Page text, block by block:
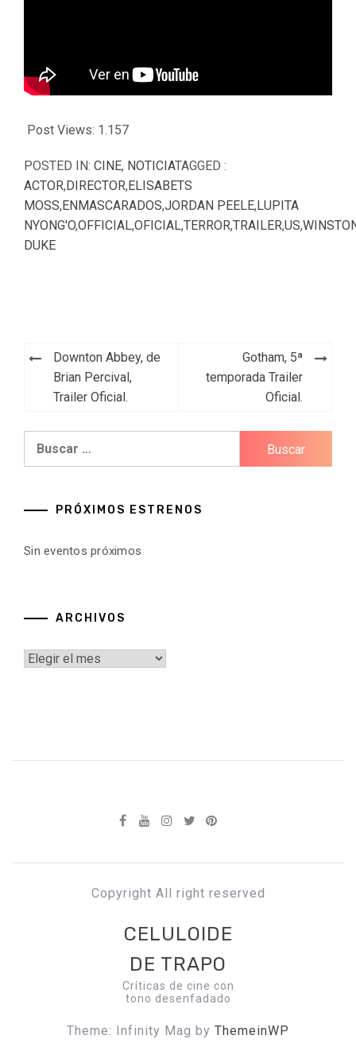
Post Views: 1.157
POSTED IN: CINE, NOTICIATAGGED :
ACTOR,DIRECTOR,ELISABETS
MOSS,ENMASCARADOS,JORDAN PEELE,LUPITA
NYONG'O,OFFICIAL,OFICIAL,TERROR,TRAILER,US,
DUKE
Navegación
entradas
Downton Abbey, de
Brian Percival,
Trailer Oficial.
Gotham, 5ª
temporada Trailer
Oficial.
PRÓXIMOS ESTRENOS
Sin eventos próximos
ARCHIVOS
Archivos
Copyright All right reserved
CELULOIDE
DE TRAPO
Críticas de cine con
tono desenfadado
Theme: Infinity Mag by ThemeinWP